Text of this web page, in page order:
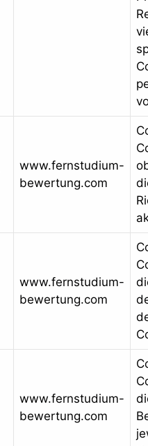
www.fernstudium-
bewertung.com
www.fernstudium-
bewertung.com
www.fernstudium-
bewertung.com